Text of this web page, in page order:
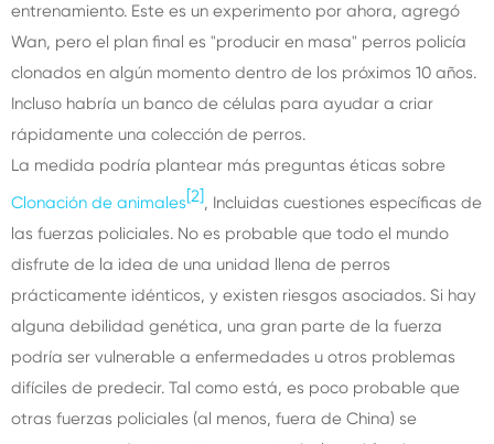
entrenamiento. Este es un experimento por ahora, agregó
Wan, pero el plan final es "producir en masa" perros policía
clonados en algún momento dentro de los próximos 10 años.
Incluso habría un banco de células para ayudar a criar
rápidamente una colección de perros.
La medida podría plantear más preguntas éticas sobre
Clonación de animales[2], Incluidas cuestiones específicas de
las fuerzas policiales. No es probable que todo el mundo
disfrute de la idea de una unidad llena de perros
prácticamente idénticos, y existen riesgos asociados. Si hay
alguna debilidad genética, una gran parte de la fuerza
podría ser vulnerable a enfermedades u otros problemas
difíciles de predecir. Tal como está, es poco probable que
otras fuerzas policiales (al menos, fuera de China) se